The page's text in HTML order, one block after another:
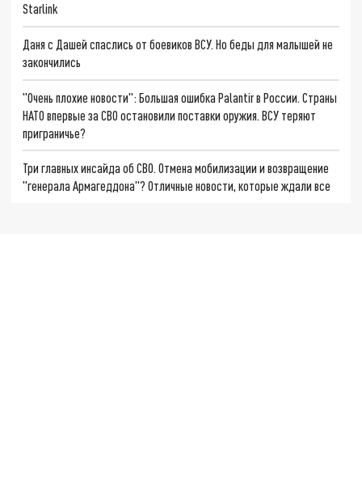
Starlink
Даня с Дашей спаслись от боевиков ВСУ. Но беды для малышей не
закончились
"Очень плохие новости": Большая ошибка Palantir в России. Страны
НАТО впервые за СВО остановили поставки оружия. ВСУ теряют
приграничье?
Три главных инсайда об СВО. Отмена мобилизации и возвращение
"генерала Армагеддона"? Отличные новости, которые ждали все